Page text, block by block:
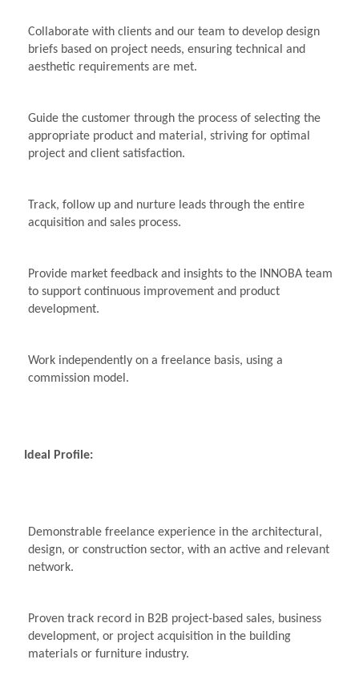
Collaborate with clients and our team to develop design
briefs based on project needs, ensuring technical and
aesthetic requirements are met.
Guide the customer through the process of selecting the
appropriate product and material, striving for optimal
project and client satisfaction.
Track, follow up and nurture leads through the entire
acquisition and sales process.
Provide market feedback and insights to the INNOBA team
to support continuous improvement and product
development.
Work independently on a freelance basis, using a
commission model.
Ideal Profile:
Demonstrable freelance experience in the architectural,
design, or construction sector, with an active and relevant
network.
Proven track record in B2B project-based sales, business
development, or project acquisition in the building
materials or furniture industry.